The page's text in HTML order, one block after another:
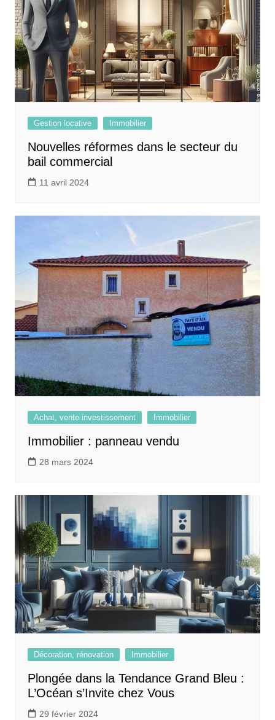
Gestion locative Immobilier
Nouvelles réformes dans le secteur du
bail commercial
11 avril 2024
Achat, vente investissement Immobilier
Immobilier : panneau vendu
28 mars 2024
Décoration, rénovation Immobilier
Plongée dans la Tendance Grand Bleu :
L’Océan s’Invite chez Vous
29 février 2024